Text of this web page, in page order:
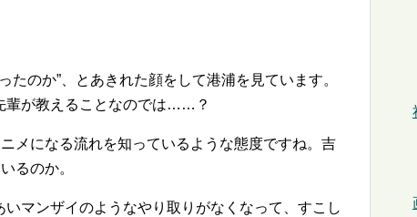
たのか
、とあきれた顔をして港浦を見ています。
輩が教えることなのでは……？
メになる流れを知っているような態度ですね。吉
るのか。
マンザイのようなやり取りがなくなって、すこし